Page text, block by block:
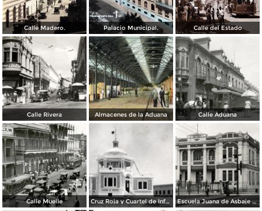
Calle Madero. Palacio Municipal. Calle del Estado
Calle Rivera Almacenes de la Aduana Calle Aduana
Calle Muelle Cruz Roja y Cuartel de Infantería Escuela Juana de Asbaje y Ramírez